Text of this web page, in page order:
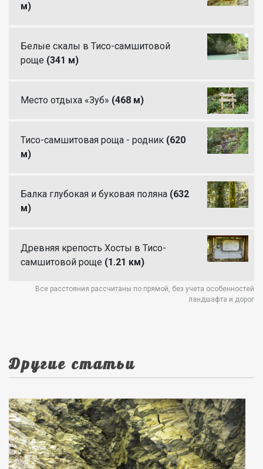
м)
Белые скалы в Тисо-самшитовой
роще (341 м)
Место отдыха «Зуб» (468 м)
Тисо-самшитовая роща - родник (620
м)
Балка глубокая и буковая поляна (632
м)
Древняя крепость Хосты в Тисо-
самшитовой роще (1.21 км)
Все расстояния рассчитаны по прямой, без учета особенностей
ландшафта и дорог
Другие статьи